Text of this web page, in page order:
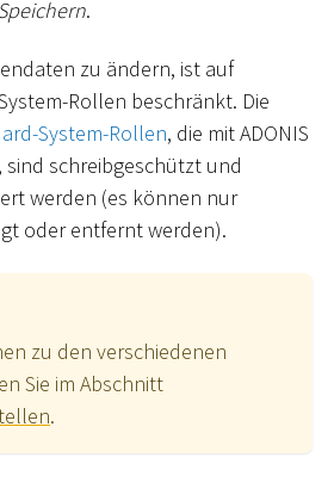
.
zu ändern, ist auf
Rollen beschränkt. Die
System-Rollen, die mit ADONIS
schreibgeschützt und
werden (es können nur
oder entfernt werden).
zu den verschiedenen
Sie im Abschnitt
.